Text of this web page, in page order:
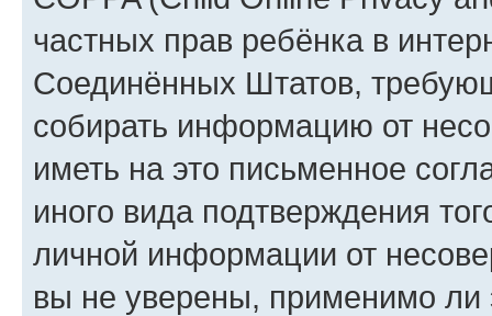
частных прав ребёнка в
Соединённых Штатов,
собирать информацию от
иметь на это письменное
иного вида подтверждения
личной информации от
вы не уверены, применимо ли